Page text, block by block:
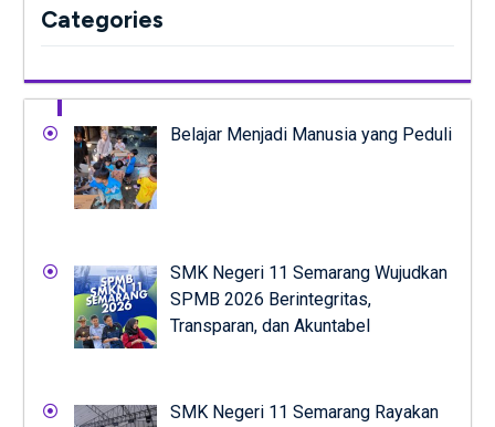
Categories
Belajar Menjadi Manusia yang Peduli
SMK Negeri 11 Semarang Wujudkan
SPMB 2026 Berintegritas,
Transparan, dan Akuntabel
SMK Negeri 11 Semarang Rayakan